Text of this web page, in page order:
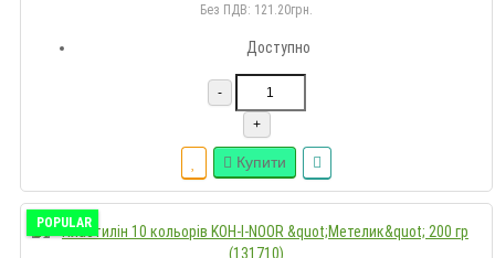
Без ПДВ: 121.20грн.
Доступно
-
+
Купити
POPULAR